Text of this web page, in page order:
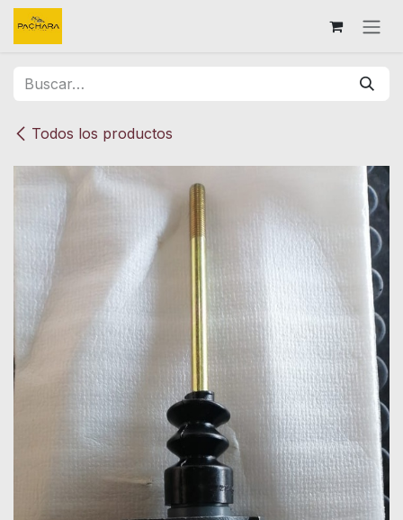
Ir al contenido
Todos los productos